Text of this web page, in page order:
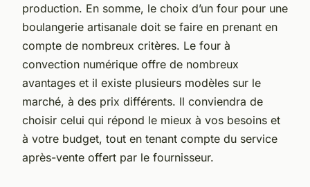
production. En somme, le choix d’un four pour une
boulangerie artisanale doit se faire en prenant en
compte de nombreux critères. Le four à
convection numérique offre de nombreux
avantages et il existe plusieurs modèles sur le
marché, à des prix différents. Il conviendra de
choisir celui qui répond le mieux à vos besoins et
à votre budget, tout en tenant compte du service
après-vente offert par le fournisseur.